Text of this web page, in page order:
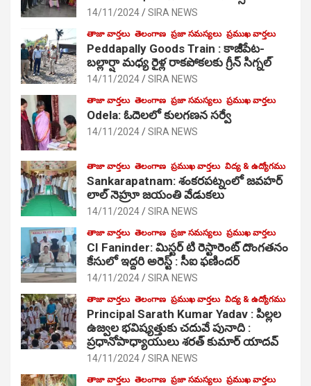
14/11/2024 SIRA NEWS
తాజా వార్తలు తెలంగాణ ప్రజా సమస్యలు ప్రముఖ వార్తలు
Peddapally Goods Train : కాజీపేట-
బల్లార్షా మధ్య రైళ్ల రాకపోకలకు గ్రీన్ సిగ్నల్
14/11/2024 SIRA NEWS
తాజా వార్తలు తెలంగాణ ప్రజా సమస్యలు ప్రముఖ వార్తలు
Odela: ఓదెలలో కులగణన సర్వే
14/11/2024 SIRA NEWS
తాజా వార్తలు తెలంగాణ ప్రముఖ వార్తలు విద్య & ఉద్యోగము
Sankarapatnam: శంకరపట్నంలో జవహర్
లాల్ నెహ్రూ జయంతి వేడుకలు
14/11/2024 SIRA NEWS
తాజా వార్తలు తెలంగాణ ప్రజా సమస్యలు ప్రముఖ వార్తలు
CI Faninder: మిస్టర్ టి రెస్టారెంట్ దొంగతనం
కేసులో ఇద్దరి అరెస్ట్ : సీఐ ఫణిందర్
14/11/2024 SIRA NEWS
తాజా వార్తలు తెలంగాణ ప్రముఖ వార్తలు విద్య & ఉద్యోగము
Principal Sarath Kumar Yadav : పిల్లల
ఉజ్వల భవిష్యత్తుకు చదువే పునాది :
ప్రధానోపాధ్యాయులు శరత్ కుమార్ యాదవ్
14/11/2024 SIRA NEWS
తాజా వార్తలు తెలంగాణ ప్రజా సమస్యలు ప్రముఖ వార్తలు